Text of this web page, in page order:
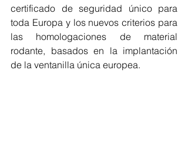
certificado de seguridad único para
toda Europa y los nuevos criterios para
las homologaciones de material
rodante, basados en la implantación
de la ventanilla única europea.